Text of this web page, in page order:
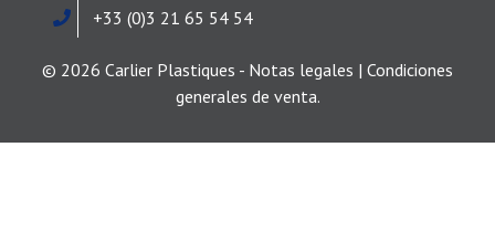
+33 (0)3 21 65 54 54
© 2026 Carlier Plastiques - Notas legales | Condiciones
generales de venta.